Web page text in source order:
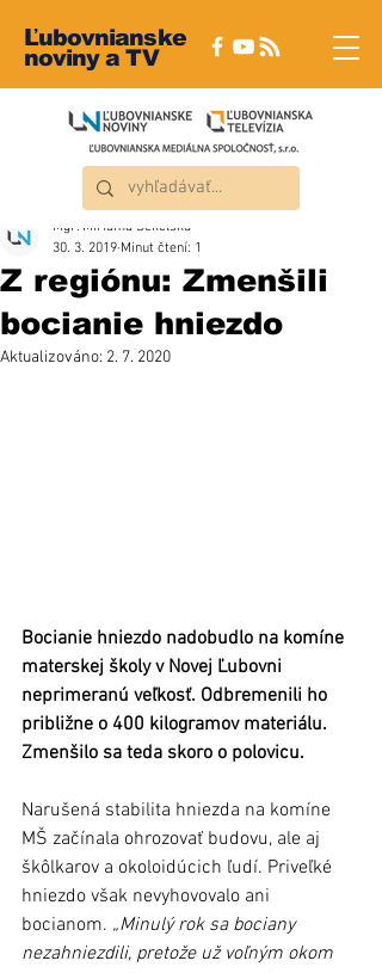
Ľubovnianske
noviny a TV
Z regiónu: Zmenšili
bocianie hniezdo
Mgr. Miriama Sekelská
30. 3. 2019 Minut čtení: 1
Aktualizováno: 2. 7. 2020
Bocianie hniezdo nadobudlo na komíne
materskej školy v Novej Ľubovni
neprimeranú veľkosť. Odbremenili ho
približne o 400 kilogramov materiálu.
Zmenšilo sa teda skoro o polovicu.
Narušená stabilita hniezda na komíne
MŠ začínala ohrozovať budovu, ale aj
škôlkarov a okoloidúcich ľudí. Priveľké
hniezdo však nevyhovovalo ani
bocianom. „Minulý rok sa bociany
nezahniezdili, pretože už voľným okom